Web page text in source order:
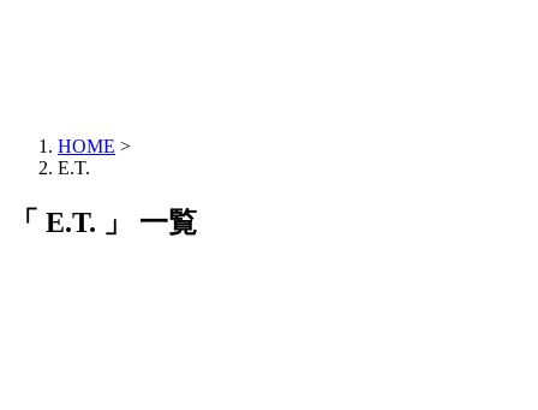
HOME >
E.T.
「 E.T. 」 一覧